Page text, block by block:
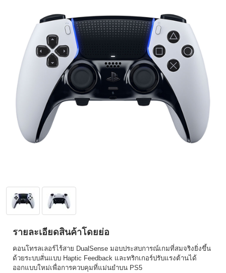
รายละเอียดสินค้าโดยย่อ
คอนโทรลเลอร์ไร้สาย DualSense มอบประสบการณ์เกมที่สมจริงยิ่งขึ้น
ด้วยระบบสั่นแบบ Haptic Feedback และทริกเกอร์ปรับแรงต้านได้
ออกแบบใหม่เพื่อการควบคุมที่แม่นยำบน PS5